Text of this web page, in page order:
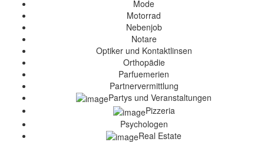
Mode
Motorrad
Nebenjob
Notare
Optiker und Kontaktlinsen
Orthopädie
Parfuemerien
Partnervermittlung
Partys und Veranstaltungen
Pizzeria
Psychologen
Real Estate